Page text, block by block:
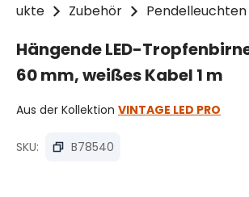
Zubehör Pendelleuchten
Hängende LED-
60 mm, weißes Kabel 1 m
Aus der Kollektion VINTAGE LED PRO
SKU: B78540